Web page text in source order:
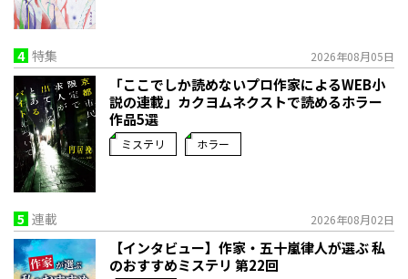
4 特集 2026年08月05日
「ここでしか読めないプロ作家によるWEB小
説の連載」――カクヨムネクストで読めるホラー
作品5選
ミステリ ホラー
5 連載 2026年08月02日
【インタビュー】作家・五十嵐律人が選ぶ 私
のおすすめミステリ 第22回